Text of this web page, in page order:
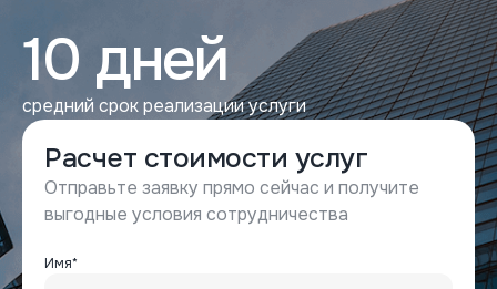
10 дней
средний срок реализации услуги
Расчет стоимости услуг
Отправьте заявку прямо сейчас и получите
выгодные условия сотрудничества
Имя*